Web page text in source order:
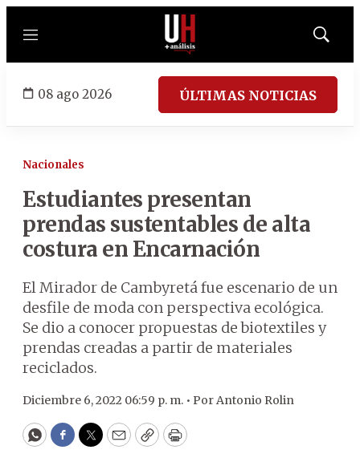
Menú
Mostrar
08 ago 2026 ÚLTIMAS NOTICIAS
Nacionales
Estudiantes presentan
prendas sustentables de alta
costura en Encarnación
El Mirador de Cambyretá fue escenario de un
desfile de moda con perspectiva ecológica.
Se dio a conocer propuestas de biotextiles y
prendas creadas a partir de materiales
reciclados.
Diciembre 6, 2022 06:59 p. m. • PorAntonio Rolin
WhatsApp
Facebook
Twitter
EmailCopyPrint